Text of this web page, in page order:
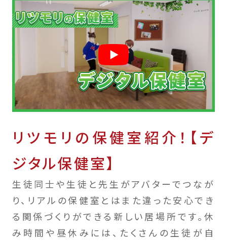
リツモリの保健室紹介！【デ
ジタル保健室】
生徒同士や生徒と先生がアバターでつなが
り、リアルの保健室とはまた違った安心でき
る関係づくりができる新しい居場所です。休
み時間や昼休みには、たくさんの生徒が自